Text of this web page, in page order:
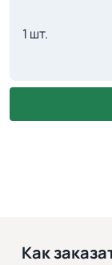
1 шт.
Как